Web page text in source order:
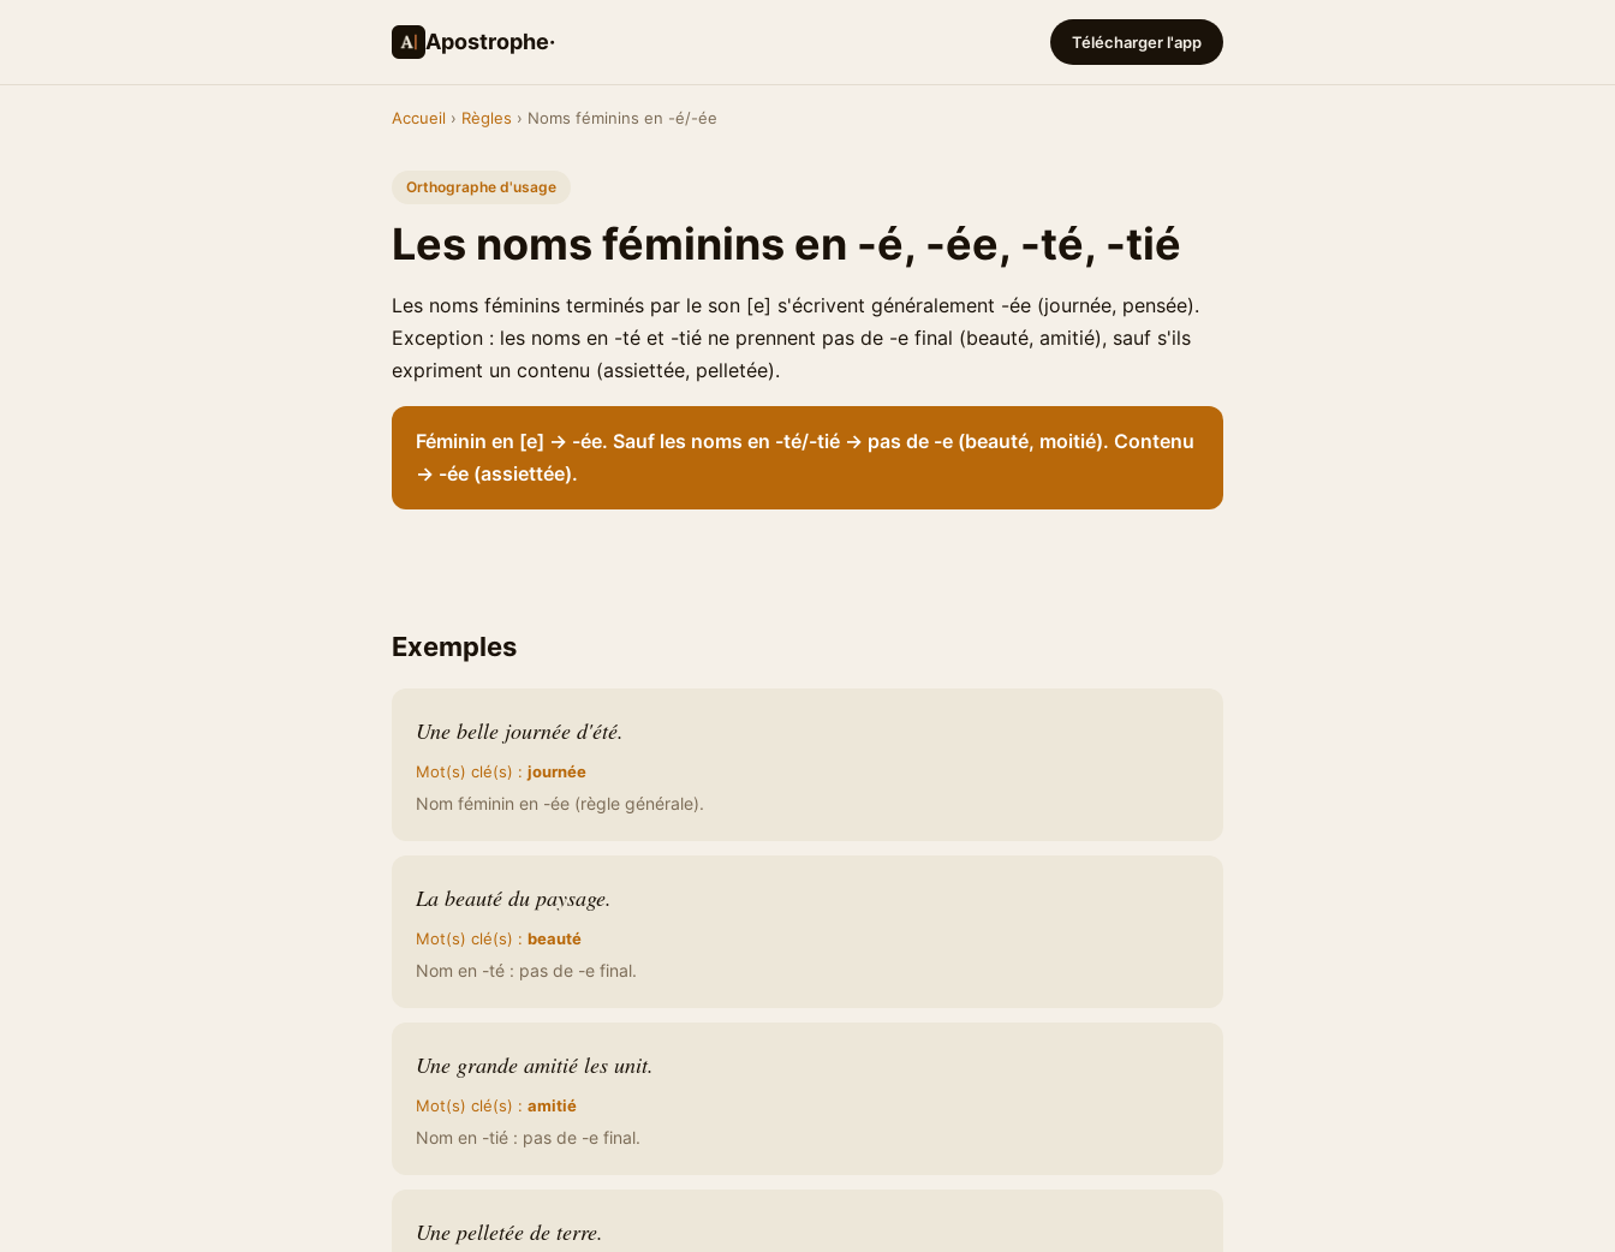
Apostrophe· Télécharger l'app
Accueil › Règles › Noms féminins en -é/-ée
Orthographe d'usage
Les noms féminins en -é, -ée, -té, -tié
Les noms féminins terminés par le son [e] s'écrivent généralement -ée (journée, pensée).
Exception : les noms en -té et -tié ne prennent pas de -e final (beauté, amitié), sauf s'ils
expriment un contenu (assiettée, pelletée).
Féminin en [e] → -ée. Sauf les noms en -té/-tié → pas de -e (beauté, moitié). Contenu
→ -ée (assiettée).
Exemples
Une belle journée d'été.
Mot(s) clé(s) : journée
Nom féminin en -ée (règle générale).
La beauté du paysage.
Mot(s) clé(s) : beauté
Nom en -té : pas de -e final.
Une grande amitié les unit.
Mot(s) clé(s) : amitié
Nom en -tié : pas de -e final.
Une pelletée de terre.